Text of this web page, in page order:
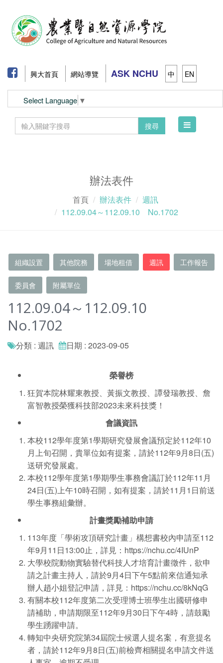
興大首頁 網站導覽 ASK NCHU 中 EN
Select Language ▼
搜尋
Toggle
辦法表件
首頁 辦法表件
週訊
112.09.04～112.09.10 No.1702
組織設置 其他院務 場地租借 週訊 工作報告
委員會 附屬單位
112.09.04～112.09.10
No.1702
分類 : 週訊 日期 : 2023-09-05
榮譽榜
狂賀本院林耀東教授、黃振文教授、譚發瑞教授、詹
富智教授榮獲科技部2023未來科技獎！
會議資訊
本校112學年度第1學期研究發展會議預定於112年10
月上旬召開，貴單位如有提案，請於112年9月8日(五)
送研究發展處。
本校112學年度第1學期學生事務會議訂於112年11月
24日(五)上午10時召開，如有提案，請於11月1日前送
學生事務組彙辦。
計畫獎勵補助申請
113年度「學術攻頂研究計畫」構想書校內申請至112
年9月11日13:00止，詳見： https://nchu.cc/4IUnP
大學校院動物實驗替代科技人才培育計畫徵件，欲申
請之計畫主持人，請於9月4日下午5點前來信通知承
辦人趙小姐登記申請，詳見： https://nchu.cc/8kNqG
有關本校112年度第二次受理博士班學生出國研修申
請補助，申請期限至112年9月30日下午4時，請鼓勵
學生踴躍申請。
轉知中央研究院第34屆院士候選人提名案，有意提名
者，請於112年9月8日(五)前檢齊相關提名申請文件送